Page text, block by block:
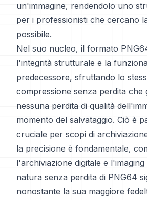
un'immagine, rendendolo uno
per i professionisti che cercano
possibile.
Nel suo nucleo, il formato
l'integrità strutturale e la
predecessore, sfruttando lo
compressione senza perdita che
nessuna perdita di qualità
momento del salvataggio. Ciò è
cruciale per scopi di
la precisione è fondamentale,
l'archiviazione digitale e l'imaging
natura senza perdita di PNG64
nonostante la sua maggiore